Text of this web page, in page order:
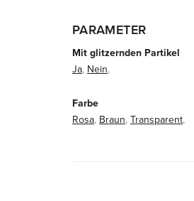
PARAMETER
Mit glitzernden Partikel
Ja, Nein,
Farbe
Rosa, Braun, Transparent,